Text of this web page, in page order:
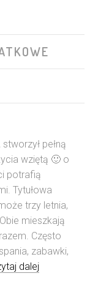
pełną
wziętą 🙂 o
potrafią
Tytułowa
trzy letnia,
mieszkają
Często
zabawki,
dalej